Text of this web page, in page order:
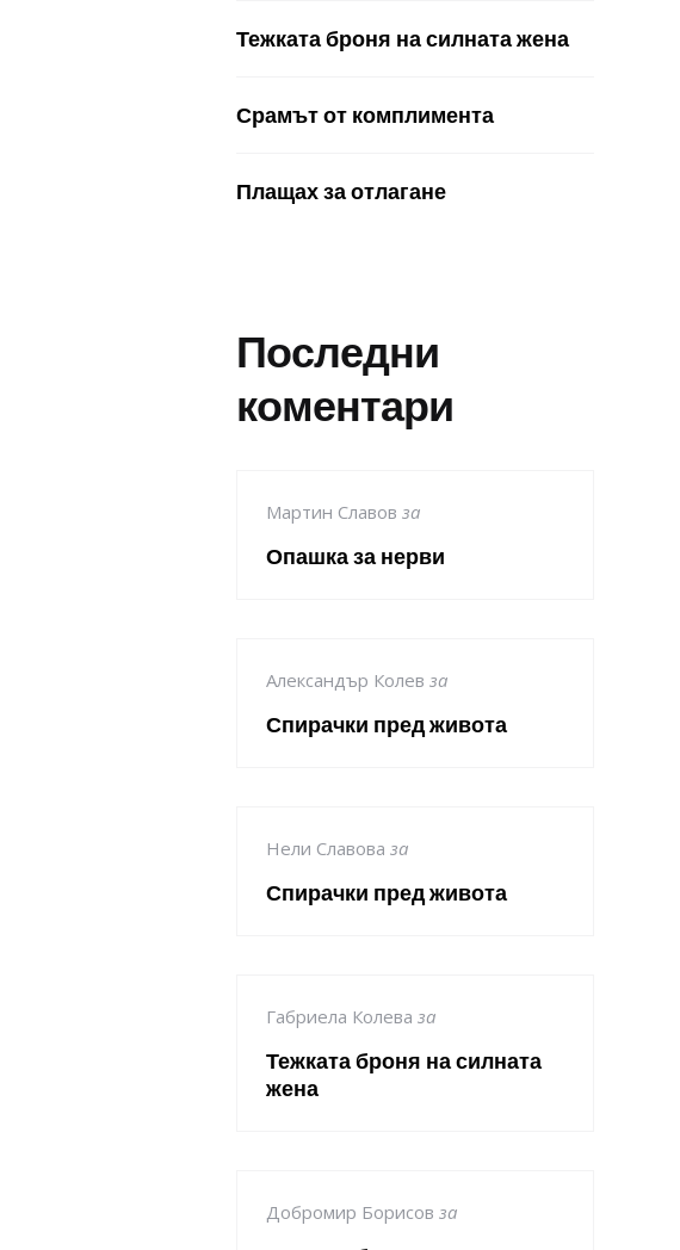
Тежката броня на силната жена
Срамът от комплимента
Плащах за отлагане
Последни
коментари
Мартин Славов за
Опашка за нерви
Александър Колев за
Спирачки пред живота
Нели Славова за
Спирачки пред живота
Габриела Колева за
Тежката броня на силната
жена
Добромир Борисов за